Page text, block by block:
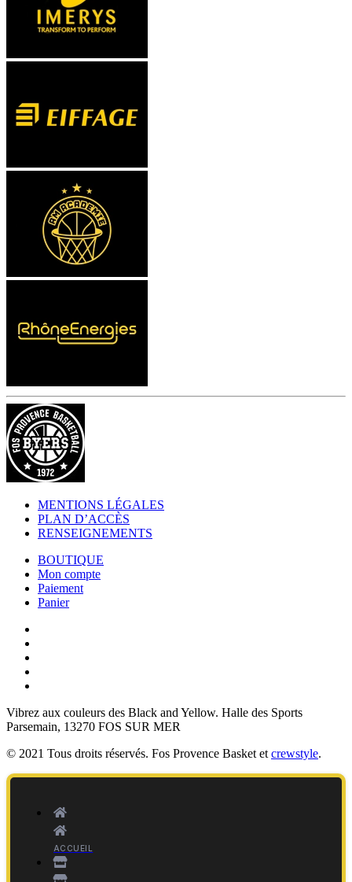
MENTIONS LÉGALES
PLAN D’ACCÈS
RENSEIGNEMENTS
BOUTIQUE
Mon compte
Paiement
Panier
Vibrez aux couleurs des Black and Yellow. Halle des Sports
Parsemain, 13270 FOS SUR MER
© 2021 Tous droits réservés. Fos Provence Basket et crewstyle.
ACCUEIL